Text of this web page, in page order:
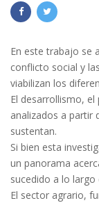
En este trabajo se
conflicto social y
viabilizan los
El desarrollismo,
analizados a partir
sustentan.
Si bien esta
un panorama
sucedido a lo
El sector agrario,